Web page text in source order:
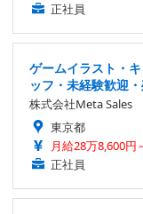
正社員
ゲームイラスト・
ッフ・未経験歓迎
株式会社Meta Sales
東京都
月給28万8,600円
正社員